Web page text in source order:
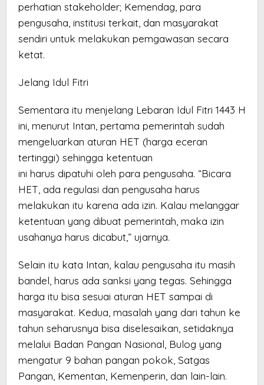
perhatian stakeholder; Kemendag, para
pengusaha, institusi terkait, dan masyarakat
sendiri untuk melakukan pemgawasan secara
ketat.
Jelang Idul Fitri
Sementara itu menjelang Lebaran Idul Fitri 1443 H
ini, menurut Intan, pertama pemerintah sudah
mengeluarkan aturan HET (harga eceran
tertinggi) sehingga ketentuan
ini harus dipatuhi oleh para pengusaha. “Bicara
HET, ada regulasi dan pengusaha harus
melakukan itu karena ada izin. Kalau melanggar
ketentuan yang dibuat pemerintah, maka izin
usahanya harus dicabut,” ujarnya.
Selain itu kata Intan, kalau pengusaha itu masih
bandel, harus ada sanksi yang tegas. Sehingga
harga itu bisa sesuai aturan HET sampai di
masyarakat. Kedua, masalah yang dari tahun ke
tahun seharusnya bisa diselesaikan, setidaknya
melalui Badan Pangan Nasional, Bulog yang
mengatur 9 bahan pangan pokok, Satgas
Pangan, Kementan, Kemenperin, dan lain-lain.